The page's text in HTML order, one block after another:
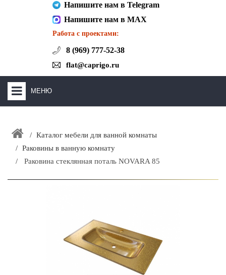
Напишите нам в Telegram
Напишите нам в MAX
Работа с проектами:
8 (969) 777-52-38
flat@caprigo.ru
МЕНЮ
ЗАКАЗАТЬ РАСЧЕТ КУХНИ CAPRIGO
+
Каталог мебели для ванной комнаты
Раковины в ванную комнату
Раковина стеклянная поталь NOVARA 85